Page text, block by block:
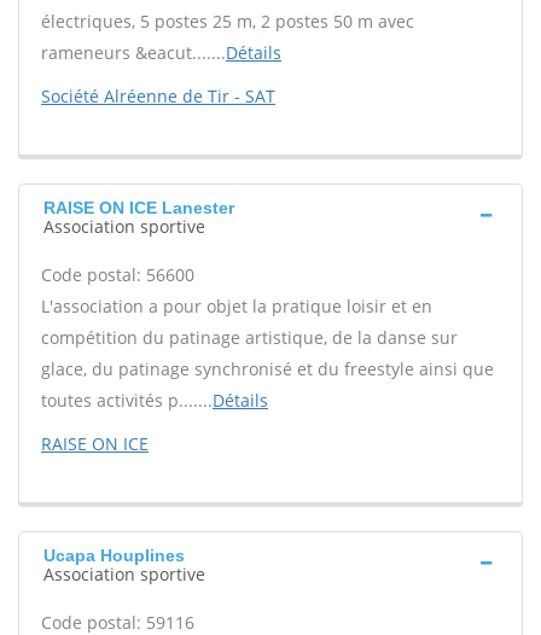
électriques, 5 postes 25 m, 2 postes 50 m avec
rameneurs &eacut.......Détails
Société Alréenne de Tir - SAT
RAISE ON ICE Lanester
Association sportive
Code postal: 56600
L'association a pour objet la pratique loisir et en
compétition du patinage artistique, de la danse sur
glace, du patinage synchronisé et du freestyle ainsi que
toutes activités p.......Détails
RAISE ON ICE
Ucapa Houplines
Association sportive
Code postal: 59116